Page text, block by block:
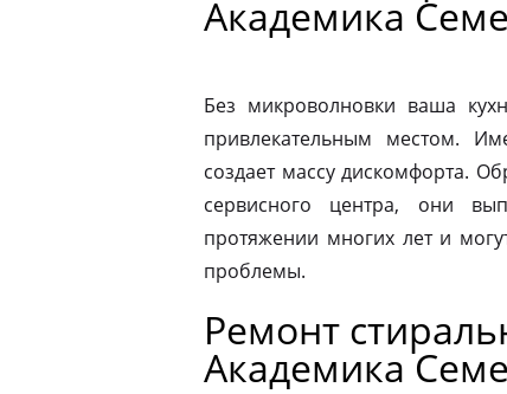
Академика
Без микроволновки ваша
привлекательным местом.
создает массу дискомфорта.
сервисного центра, они
протяжении многих лет и
проблемы.
Ремонт
Академика